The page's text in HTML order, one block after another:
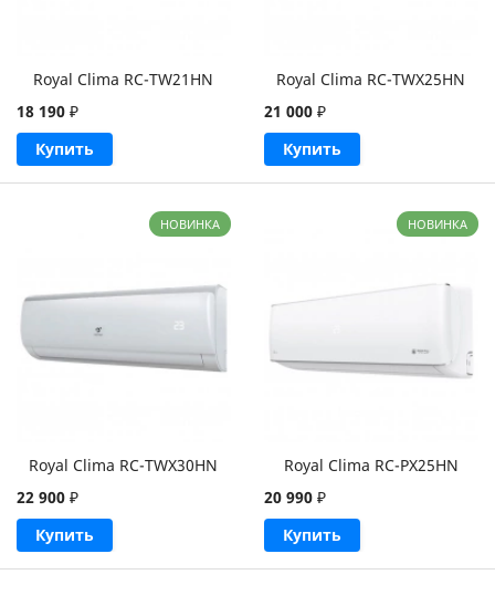
Royal Clima RC-TW21HN
18 190 ₽
Купить
Royal Clima RC-TWX25HN
21 000₽
Купить
НОВИНКА
Royal Clima RC-TWX30HN
22 900 ₽
Купить
НОВИНКА
Royal Clima RC-PX25HN
20 990₽
Купить